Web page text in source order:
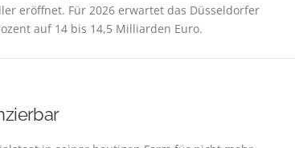
eröffnet. Für 2026 erwartet das Düsseldorfer
auf 14 bis 14,5 Milliarden Euro.